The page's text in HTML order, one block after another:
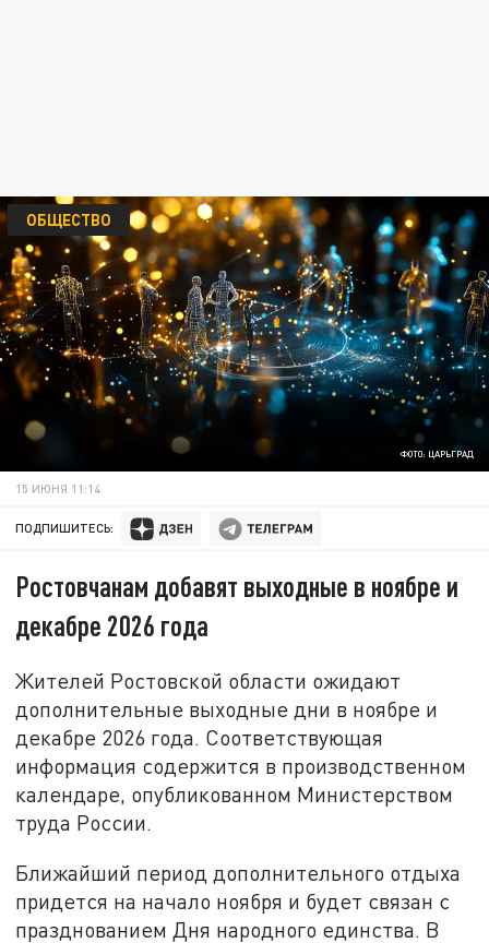
ФОТО: ЦАРЬГРАД
ОБЩЕСТВО
15 ИЮНЯ 11:14
ПОДПИШИТЕСЬ:
Ростовчанам добавят выходные в ноябре и
декабре 2026 года
Жителей Ростовской области ожидают
дополнительные выходные дни в ноябре и
декабре 2026 года. Соответствующая
информация содержится в производственном
календаре, опубликованном Министерством
труда России.
Ближайший период дополнительного отдыха
придется на начало ноября и будет связан с
празднованием Дня народного единства. В